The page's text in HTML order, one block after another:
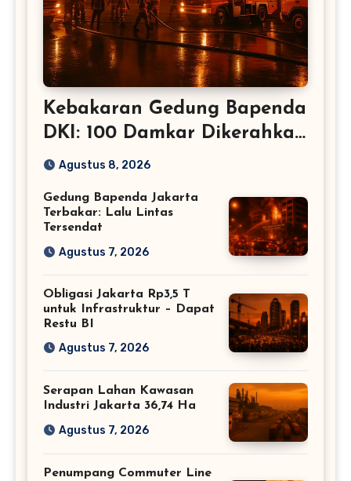
Kebakaran Gedung Bapenda
DKI: 100 Damkar Dikerahkan
– Jakarta
Agustus 8, 2026
Gedung Bapenda Jakarta
Terbakar: Lalu Lintas
Tersendat
Agustus 7, 2026
Obligasi Jakarta Rp3,5 T
untuk Infrastruktur – Dapat
Restu BI
Agustus 7, 2026
Serapan Lahan Kawasan
Industri Jakarta 36,74 Ha
Agustus 7, 2026
Penumpang Commuter Line